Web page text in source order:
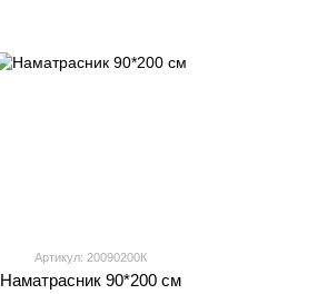
Артикул: 20090200К
Наматрасник 90*200 см